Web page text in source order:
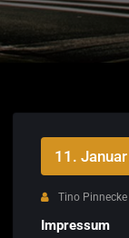
11.
Tino Pinnecke
Impressum